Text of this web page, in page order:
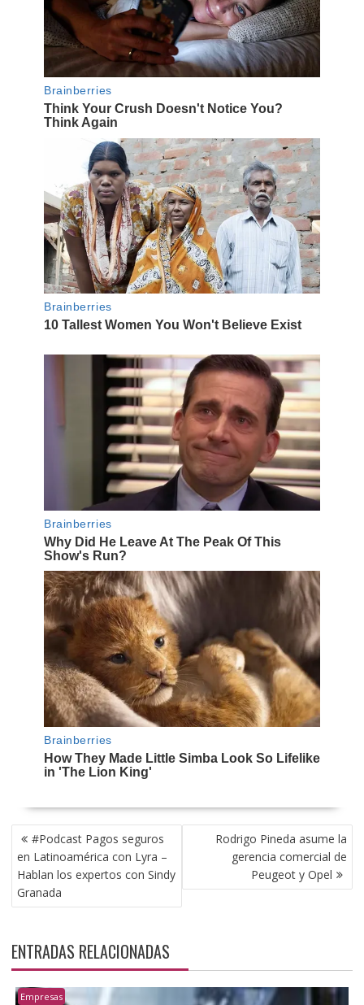
NAVEGACIÓN
DE
ENTRADAS
#Podcast Pagos seguros
en Latinoamérica con Lyra –
Hablan los expertos con Sindy
Granada
Rodrigo Pineda asume la
gerencia comercial de
Peugeot y Opel
ENTRADAS RELACIONADAS
Empresas